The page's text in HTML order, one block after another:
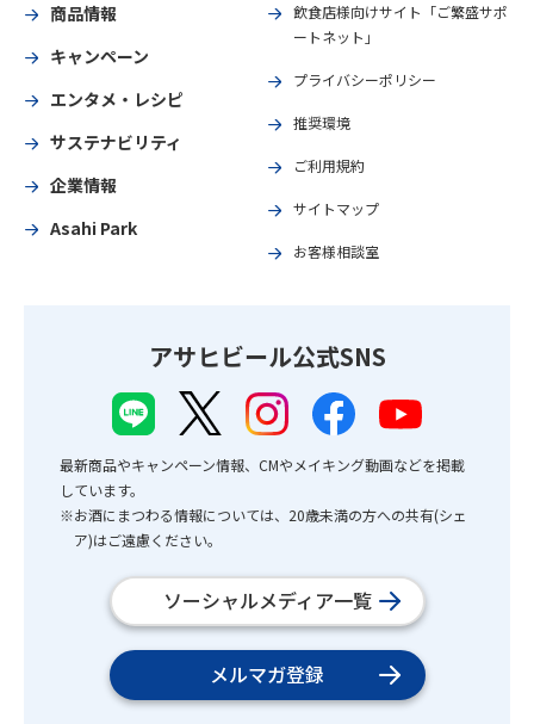
商品情報
キャンペーン
エンタメ・レシピ
サステナビリティ
企業情報
Asahi Park
飲食店様向けサイト「ご繁盛サポ
ートネット」
プライバシーポリシー
推奨環境
ご利用規約
サイトマップ
お客様相談室
アサヒビール公式SNS
最新商品やキャンペーン情報、CMやメイキング動画などを掲載
しています。
※お酒にまつわる情報については、20歳未満の方への共有(シェ
ア)はご遠慮ください。
ソーシャルメディア一覧
メルマガ登録